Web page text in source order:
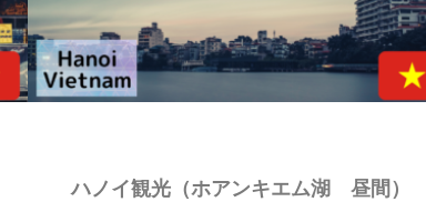
ハノイ観光（ホアンキエム湖 昼間）